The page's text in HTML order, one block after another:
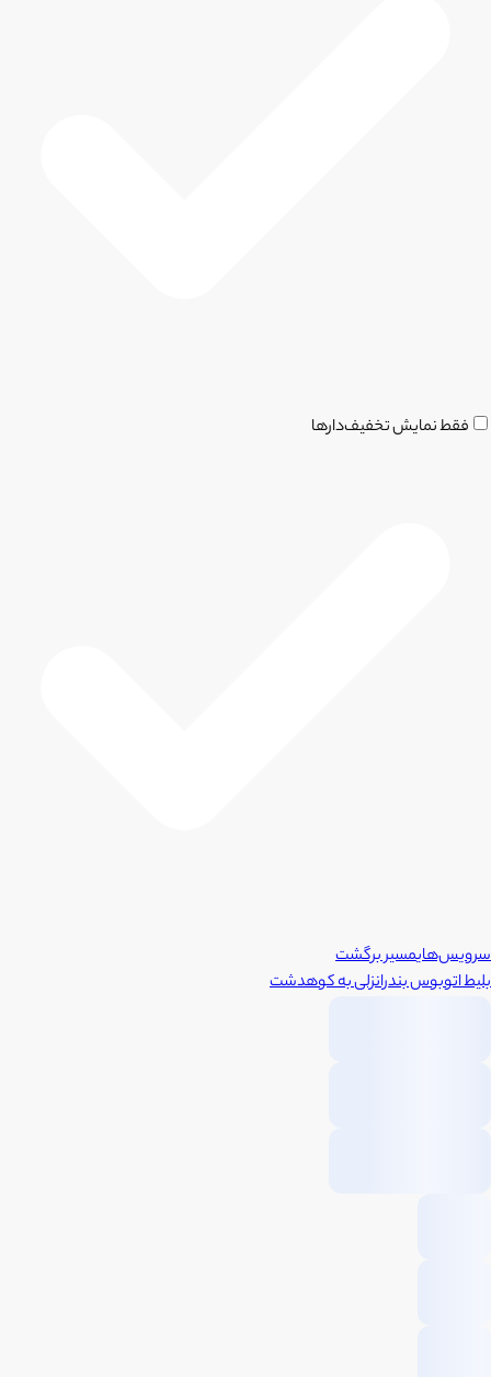
فقط نمایش تخفیف‌دارها
سرویس‌هایمسیر برگشت
بلیط اتوبوسبندرانزلیبهکوهدشت